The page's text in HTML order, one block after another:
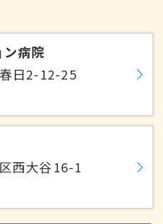
病院
日2-12-25
西大谷16-1